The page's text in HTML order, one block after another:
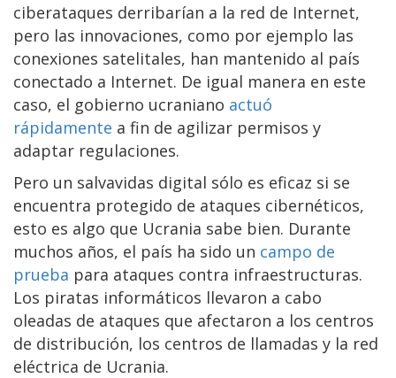
ciberataques derribarían a la red de Internet,
pero las innovaciones, como por ejemplo las
conexiones satelitales, han mantenido al país
conectado a Internet. De igual manera en este
caso, el gobierno ucraniano actuó
rápidamente a fin de agilizar permisos y
adaptar regulaciones.
Pero un salvavidas digital sólo es eficaz si se
encuentra protegido de ataques cibernéticos,
esto es algo que Ucrania sabe bien. Durante
muchos años, el país ha sido un campo de
prueba para ataques contra infraestructuras.
Los piratas informáticos llevaron a cabo
oleadas de ataques que afectaron a los centros
de distribución, los centros de llamadas y la red
eléctrica de Ucrania.